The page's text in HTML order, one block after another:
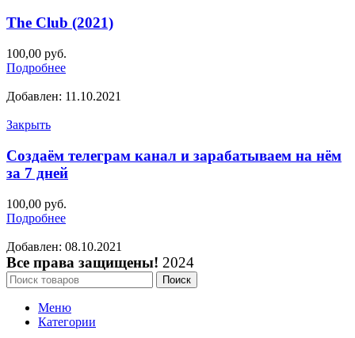
The Club (2021)
100,00 руб.
Подробнее
Добавлен: 11.10.2021
Закрыть
Создаём телеграм канал и зарабатываем на нём
за 7 дней
100,00 руб.
Подробнее
Добавлен: 08.10.2021
Все права защищены! 2024
Поиск
Меню
Категории